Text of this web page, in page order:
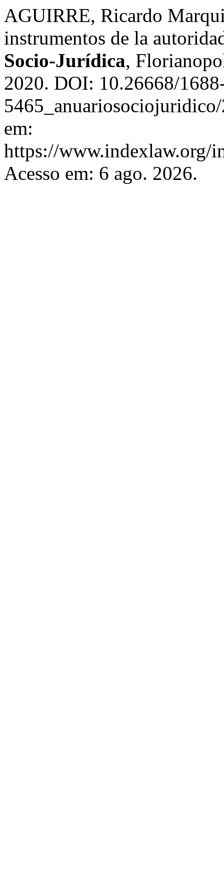
AGUIRRE, Ricardo
instrumentos de la
Socio-Jurídica,
2020. DOI: 10.26668/
em:
https://www.indexlaw.org/
Acesso em: 6 ago. 2026.